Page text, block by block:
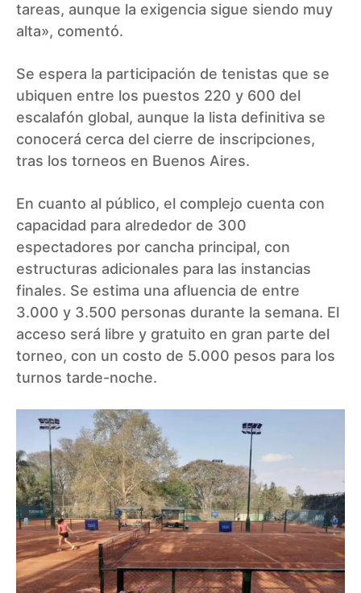
tareas, aunque la exigencia sigue siendo muy
alta», comentó.
Se espera la participación de tenistas que se
ubiquen entre los puestos 220 y 600 del
escalafón global, aunque la lista definitiva se
conocerá cerca del cierre de inscripciones,
tras los torneos en Buenos Aires.
En cuanto al público, el complejo cuenta con
capacidad para alrededor de 300
espectadores por cancha principal, con
estructuras adicionales para las instancias
finales. Se estima una afluencia de entre
3.000 y 3.500 personas durante la semana. El
acceso será libre y gratuito en gran parte del
torneo, con un costo de 5.000 pesos para los
turnos tarde-noche.